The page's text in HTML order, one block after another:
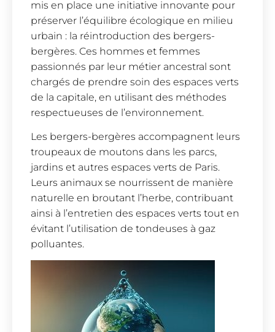
mis en place une initiative innovante pour
préserver l’équilibre écologique en milieu
urbain : la réintroduction des bergers-
bergères. Ces hommes et femmes
passionnés par leur métier ancestral sont
chargés de prendre soin des espaces verts
de la capitale, en utilisant des méthodes
respectueuses de l’environnement.
Les bergers-bergères accompagnent leurs
troupeaux de moutons dans les parcs,
jardins et autres espaces verts de Paris.
Leurs animaux se nourrissent de manière
naturelle en broutant l’herbe, contribuant
ainsi à l’entretien des espaces verts tout en
évitant l’utilisation de tondeuses à gaz
polluantes.